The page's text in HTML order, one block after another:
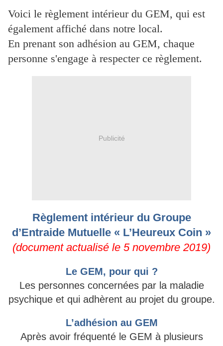
Voici le règlement intérieur du GEM, qui est
également affiché dans notre local.
En prenant son adhésion au GEM, chaque
personne s'engage à respecter ce règlement.
Publicité
Règlement intérieur du Groupe
d’Entraide Mutuelle « L’Heureux Coin »
(document actualisé le 5 novembre 2019)
Le GEM, pour qui ?
Les personnes concernées par la maladie
psychique et qui adhèrent au projet du groupe.
L’adhésion au GEM
Après avoir fréquenté le GEM à plusieurs